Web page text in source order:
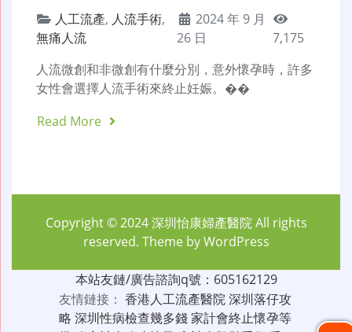
人工流產, 人流手術,
無痛人流
2024 年 9 月
26 日
7,175
人流微創和非微創有什麼分別，意外懷孕時，許多
女性會選擇人流手術來終止妊娠。��
Read More
Copyright © 2024深圳怡康婦產醫院All rights
reserved. Theme byWordPress
本站友鏈/廣告諮詢q號：605162129
友情鏈接： 香港人工流產醫院深圳落仔攻
略 深圳性病檢查幾多錢家計會終止懷孕等